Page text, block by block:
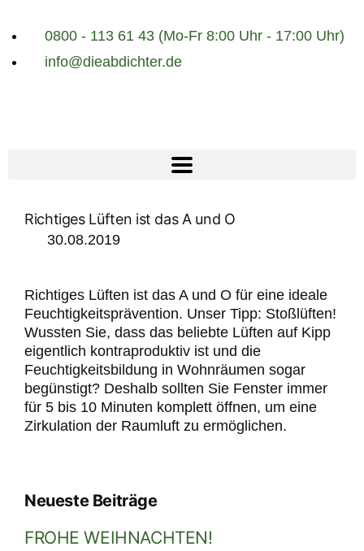
0800 - 113 61 43 (Mo-Fr 8:00 Uhr - 17:00 Uhr)
info@dieabdichter.de
FÜR IHRE VIER
WÄNDE.
Richtiges Lüften ist das A und O
30.08.2019
Richtiges Lüften ist das A und O für eine ideale
Feuchtigkeitsprävention. Unser Tipp: Stoßlüften!
Wussten Sie, dass das beliebte Lüften auf Kipp
eigentlich kontraproduktiv ist und die
Feuchtigkeitsbildung in Wohnräumen sogar
begünstigt? Deshalb sollten Sie Fenster immer
für 5 bis 10 Minuten komplett öffnen, um eine
Zirkulation der Raumluft zu ermöglichen.
Neueste Beiträge
FROHE WEIHNACHTEN!